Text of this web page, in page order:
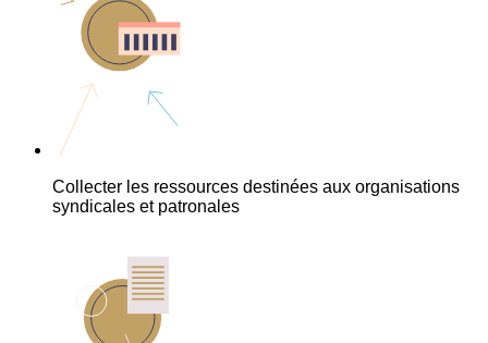
Collecter les ressources destinées aux organisations
syndicales et patronales